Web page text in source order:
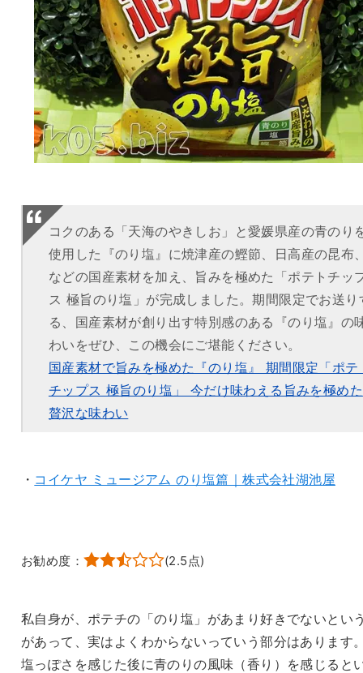
コクのある「天海のやきしお」と愛媛県産の青のり
使用した『のり塩』に焼津産の鰹節、日高産の昆布
などの国産素材を加え、旨みを極めた「ポテトチッ
ス 極旨のり塩」が完成しました。期間限定でお送り
る、国産素材が創り出す特別感のある『のり塩』の
わいをぜひ、この機会にご堪能ください。
国産素材で旨みを極めた『のり塩』 期間限定「ポテ
チップス 極旨のり塩」 今だけ味わえる旨みを極めた
贅沢な味わい
・ コイケヤ ミュージアム のり塩篇｜株式会社湖池屋
お勧め度： (2.5 点)
私自身が、ポテチの「のり塩」があまり好きでないとい
があって、実はよくわからないっていう部分はあります
塩っぽさを感じた後に青のりの風味（香り）を感じると